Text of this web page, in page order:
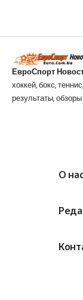
ЕвроСпорт
хоккей, бокс,
результаты,
О